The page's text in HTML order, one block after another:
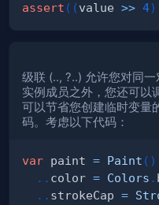
assert ( (value >> 4)
级联 (.., ?..) 允许您对同
实例成员之外，您还可以
可以节省您创建临时变量
码。考虑以下代码：
var paint = Paint ( )
. . color = Colors .
. . strokeCap =